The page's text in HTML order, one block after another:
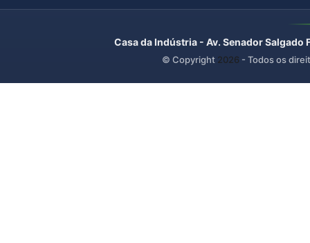
Casa da Indústria - Av. Senador
© Copyright 2026 - Todos os